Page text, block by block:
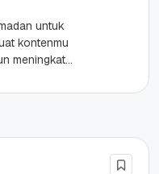
untuk
kontenmu
meningkat